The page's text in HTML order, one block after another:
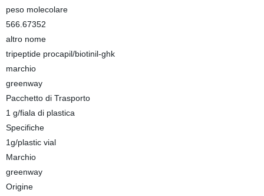
peso molecolare
566.67352
altro nome
tripeptide procapil/biotinil-ghk
marchio
greenway
Pacchetto di Trasporto
1 g/fiala di plastica
Specifiche
1g/plastic vial
Marchio
greenway
Origine